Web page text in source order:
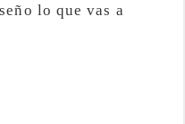
lo que vas a